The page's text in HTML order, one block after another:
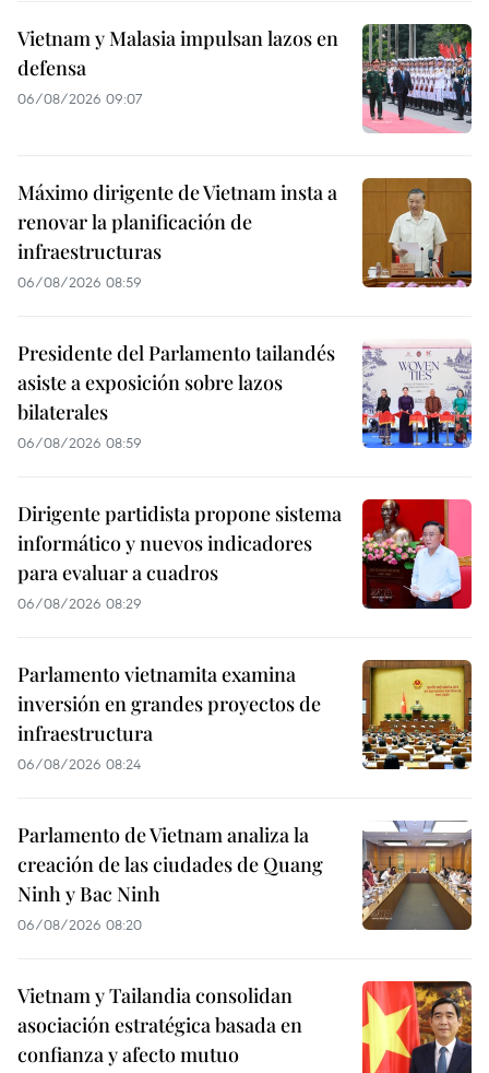
Vietnam y Malasia impulsan lazos en
defensa
06/08/2026 09:07
Máximo dirigente de Vietnam insta a
renovar la planificación de
infraestructuras
06/08/2026 08:59
Presidente del Parlamento tailandés
asiste a exposición sobre lazos
bilaterales
06/08/2026 08:59
Dirigente partidista propone sistema
informático y nuevos indicadores
para evaluar a cuadros
06/08/2026 08:29
Parlamento vietnamita examina
inversión en grandes proyectos de
infraestructura
06/08/2026 08:24
Parlamento de Vietnam analiza la
creación de las ciudades de Quang
Ninh y Bac Ninh
06/08/2026 08:20
Vietnam y Tailandia consolidan
asociación estratégica basada en
confianza y afecto mutuo